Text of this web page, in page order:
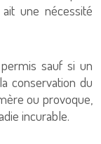
une nécessité
sauf si un
conservation du
ou provoque,
incurable.